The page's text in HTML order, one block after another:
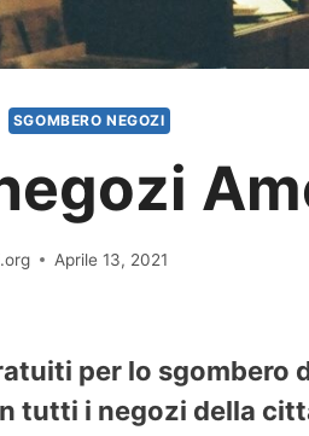
SGOMBERO NEGOZI
Aprile 13, 2021
per lo sgombero
tutti i negozi della